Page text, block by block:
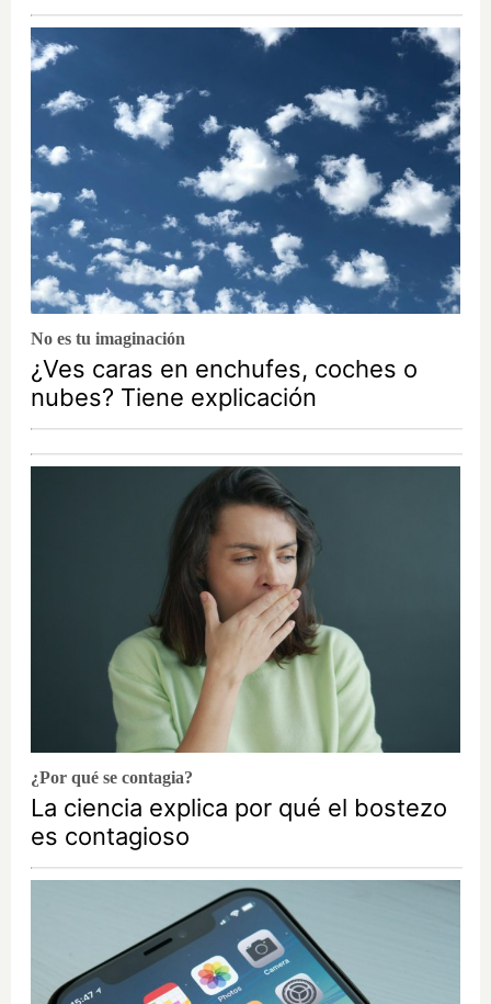
No es tu imaginación
¿Ves caras en enchufes, coches o
nubes? Tiene explicación
¿Por qué se contagia?
La ciencia explica por qué el bostezo
es contagioso